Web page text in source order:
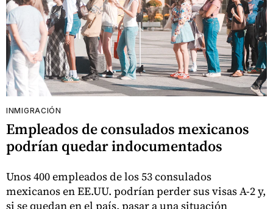
INMIGRACIÓN
Empleados de consulados mexicanos
podrían quedar indocumentados
Unos 400 empleados de los 53 consulados
mexicanos en EE.UU. podrían perder sus visas A-2 y,
si se quedan en el país, pasar a una situación